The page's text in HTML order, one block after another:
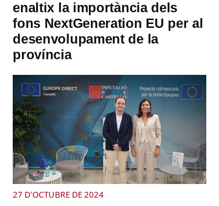
enaltix la importància dels
fons NextGeneration EU per al
desenvolupament de la
província
27 D'OCTUBRE DE 2024